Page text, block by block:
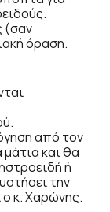
(σαν
όραση.
από τον
και θα
ή
την
ο κ. Χαρώνης.